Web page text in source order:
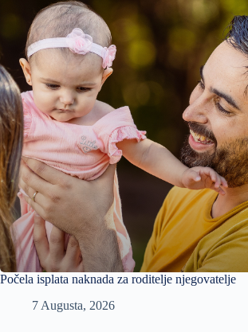
Počela isplata naknada za roditelje njegovatelje
7 Augusta, 2026